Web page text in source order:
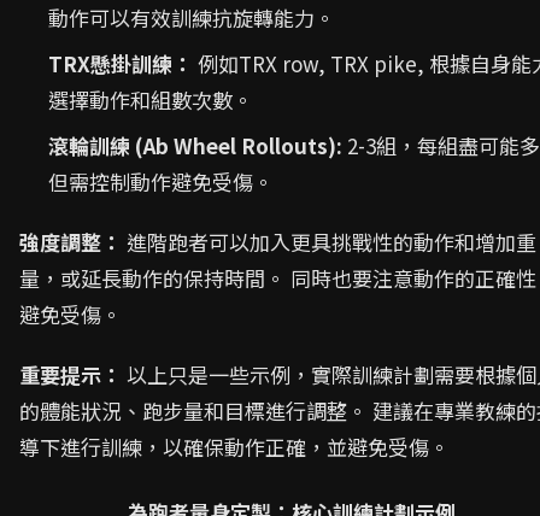
動作可以有效訓練抗旋轉能力。
TRX懸掛訓練： 例如TRX row, TRX pike, 根據自身能
選擇動作和組數次數。
滾輪訓練 (Ab Wheel Rollouts): 2-3組，每組盡可能
但需控制動作避免受傷。
強度調整： 進階跑者可以加入更具挑戰性的動作和增加重
量，或延長動作的保持時間。 同時也要注意動作的正確
避免受傷。
重要提示： 以上只是一些示例，實際訓練計劃需要根據
的體能狀況、跑步量和目標進行調整。 建議在專業教練
導下進行訓練，以確保動作正確，並避免受傷。